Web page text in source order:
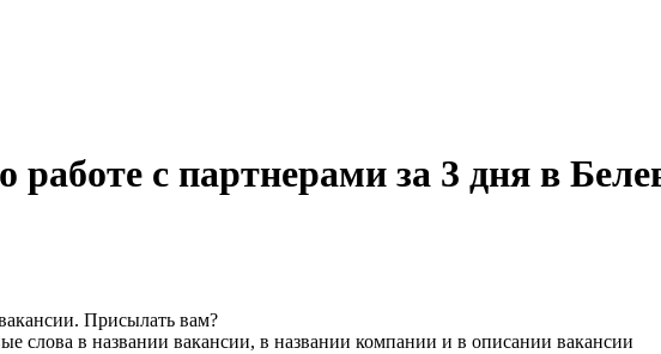
работе с партнерами за 3 дня в
Присылать вам?
слова в названии вакансии, в названии компании и в описании вакансии